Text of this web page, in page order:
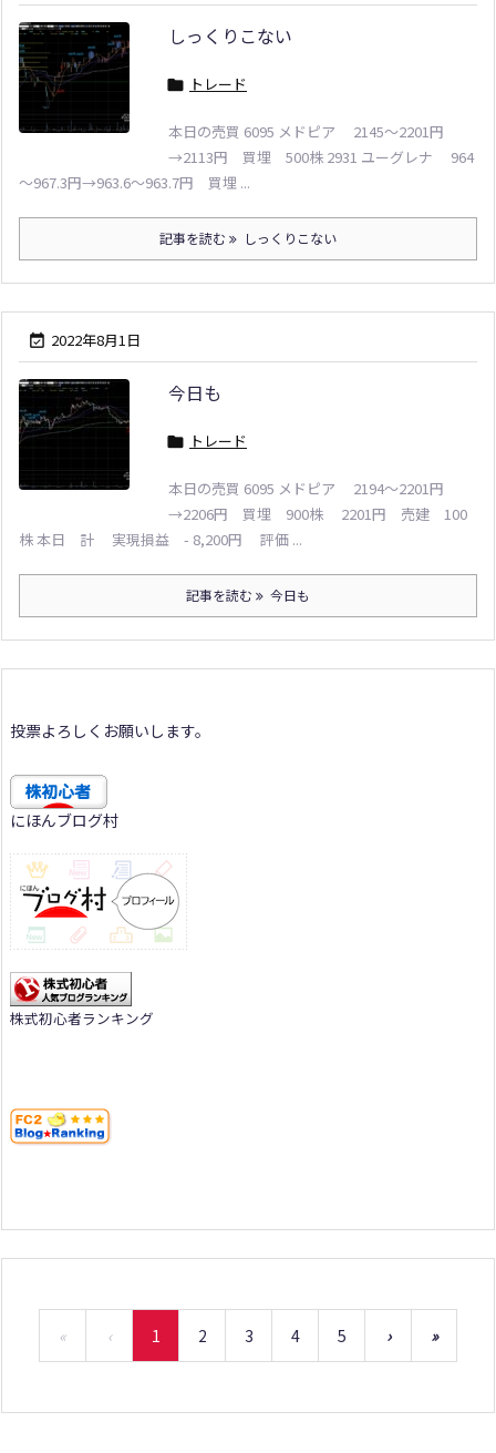
しっくりこない
 トレード
本日の売買 6095 メドピア 2145～2201円
→2113円 買埋 500株 2931 ユーグレナ 964
～967.3円→963.6～963.7円 買埋 ...
記事を読む しっくりこない
 2022年8月1日
今日も
 トレード
本日の売買 6095 メドピア 2194～2201円
→2206円 買埋 900株 2201円 売建 100
株 本日 計 実現損益 - 8,200円 評価 ...
記事を読む 今日も
投票よろしくお願いします。
にほんブログ村
株式初心者ランキング
« ‹ 1 2 3 4 5 › »